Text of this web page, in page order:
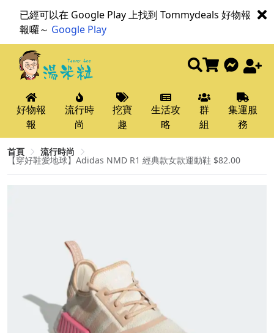
已經可以在 Google Play 上找到 Tommydeals 好物報
報囉～ Google Play
好物報
報
流行時
尚
挖寶
趣
生活攻
略
群
組
集運服
務
首頁 流行時尚
【穿好鞋愛地球】Adidas NMD R1 經典款女款運動鞋 $82.00